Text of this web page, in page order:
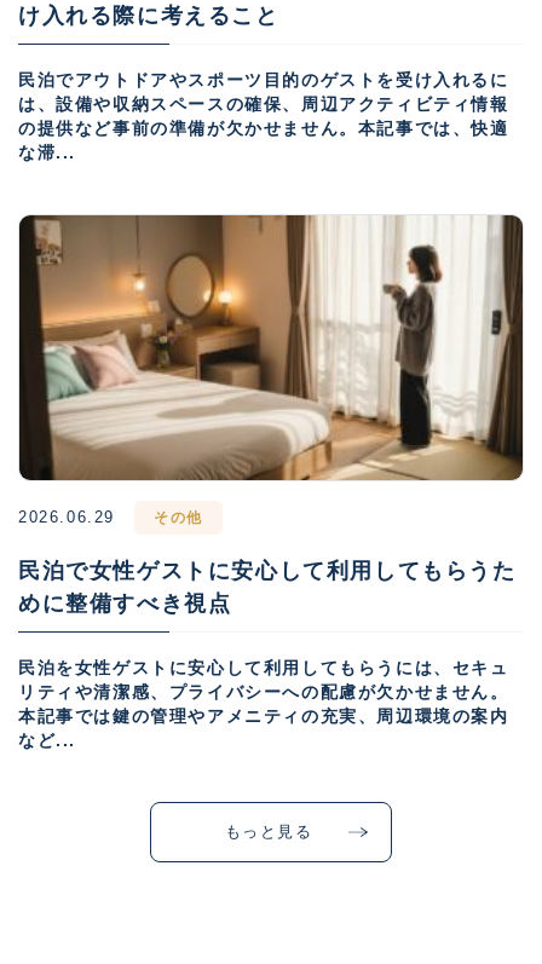
け入れる際に考えること
民泊でアウトドアやスポーツ目的のゲストを受け入れるに
は、設備や収納スペースの確保、周辺アクティビティ情報
の提供など事前の準備が欠かせません。本記事では、快適
な滞...
2026.06.29 その他
民泊で女性ゲストに安心して利用してもらうた
めに整備すべき視点
民泊を女性ゲストに安心して利用してもらうには、セキュ
リティや清潔感、プライバシーへの配慮が欠かせません。
本記事では鍵の管理やアメニティの充実、周辺環境の案内
など...
もっと見る